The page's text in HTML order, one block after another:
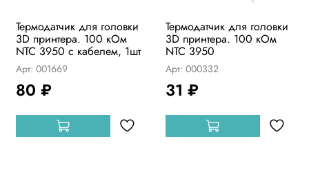
Термодатчик для головки
3D принтера. 100 кОм
NTC 3950 с кабелем, 1шт
Арт: 001669
80 ₽
Термодатчик для головки
3D принтера. 100 кОм
NTC 3950
Арт: 000332
31 ₽